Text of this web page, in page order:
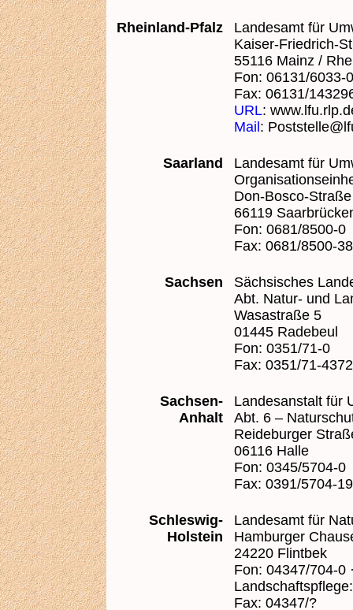
Rheinland-Pfalz
Landesamt für
Kaiser-Friedrich-
55116 Mainz /
Fon: 06131/6033-0
Fax: 06131/
URL:
Mail :
Saarland
Landesamt für
Don-Bosco-
66119
Fon: 0681/8500-0
Fax: 0681/8500-
Sachsen
Sächsisches
Abt. Natur- und
Wasastraße 5
01445 Radebeul
Fon: 0351/71-0
Fax: 0351/71-4372
Sachsen-
Anhalt
Landesanstalt für
Abt. 6 –
Reideburger
06116 Halle
Fon: 0345/5704-0
Fax: 0391/5704-
Schleswig-
Holstein
Landesamt für
Hamburger
24220 Flintbek
Fon: 04347/704-0
Fax: 04347/?